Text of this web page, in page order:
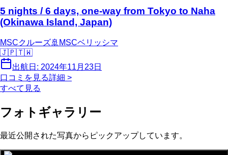
5 nights / 6 days, one-way from Tokyo to Naha
(Okinawa Island, Japan)
MSCクルーズ🚢 MSCベリッシマ
🇯🇵🇹🇼
出航日: 2024年11月23日
口コミを見る詳細 >
すべて見る
フォトギャラリー
最近公開された写真からピックアップしています。